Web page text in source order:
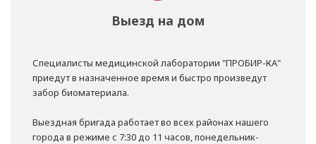
Выезд на дом
Специалисты медицинской лаборатории "ПРОБИР-КА"
приедут в назначенное время и быстро произведут
забор биоматериала.
Выездная бригада работает во всех районах нашего
города в режиме с 7:30 до 11 часов, понедельник-